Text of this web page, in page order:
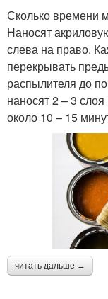
Сколько времени
Наносят
слева на право.
перекрывать
распылителя до
наносят 2 – 3
около 10 – 15
читать дальше →